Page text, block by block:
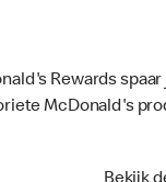
Rewards
McDonald's